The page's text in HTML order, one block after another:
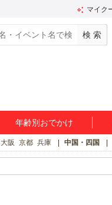
マイク
年齢別おでかけ
大阪 京都 兵庫 中国・四国